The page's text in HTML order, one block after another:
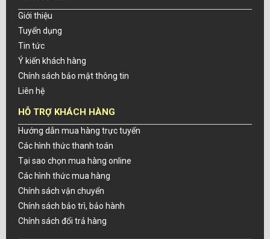
Giới thiệu
Tuyển dụng
Tin tức
Ý kiến khách hàng
Chính sách bảo mật thông tin
Liên hệ
HỖ TRỢ KHÁCH HÀNG
Hướng dẫn mua hàng trực tuyến
Các hình thức thanh toán
Tại sao chọn mua hàng online
Các hình thức mua hàng
Chính sách vận chuyển
Chính sách bảo trì, bảo hành
Chính sách đổi trả hàng